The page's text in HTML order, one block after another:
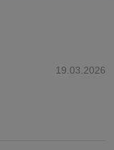
19.03.2026